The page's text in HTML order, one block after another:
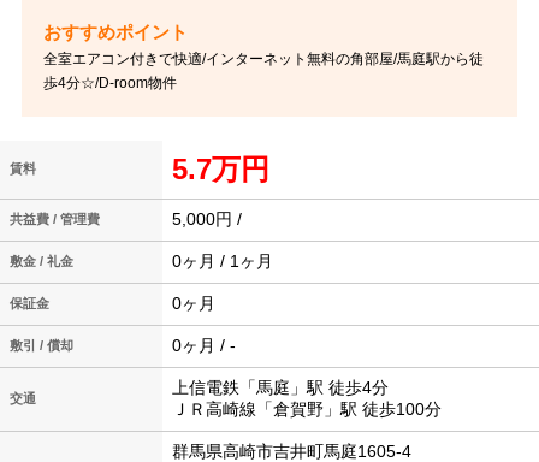
全室エアコン付きで快適/インターネット無料の角部屋/馬庭駅から徒
歩4分☆/D-room物件
賃料 5.7万円
共益費 / 管理費 5,000円 /
敷金 / 礼金 0ヶ月 / 1ヶ月
保証金 0ヶ月
敷引 / 償却 0ヶ月 / -
交通
上信電鉄「馬庭」駅 徒歩4分
ＪＲ高崎線「倉賀野」駅 徒歩100分
群馬県高崎市吉井町馬庭1605-4